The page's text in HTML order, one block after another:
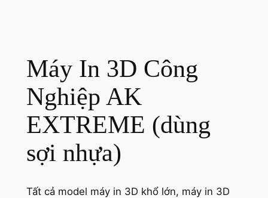
Máy In 3D Công
Nghiệp AK
EXTREME (dùng
sợi nhựa)
Tất cả model máy in 3D khổ lớn, máy in 3D